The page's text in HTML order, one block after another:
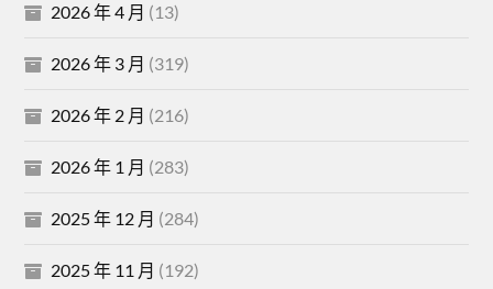
2026 年 4 月 (13)
2026 年 3 月 (319)
2026 年 2 月 (216)
2026 年 1 月 (283)
2025 年 12 月 (284)
2025 年 11 月 (192)